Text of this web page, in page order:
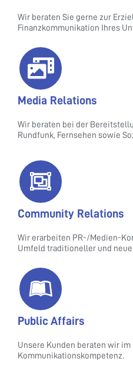
Wir beraten Sie gerne zur
Finanzkommunikation Ihres
Media Relations
Wir beraten bei der
Rundfunk, Fernsehen sowie
Community Relations
Wir erarbeiten PR-/Medien-
Umfeld traditioneller und
Public Affairs
Unsere Kunden beraten wir
Kommunikationskompetenz.